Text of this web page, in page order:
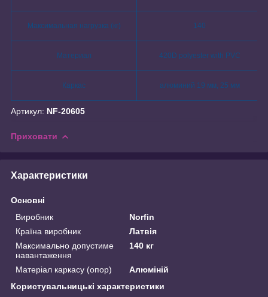
Максимальная нагрузка (кг) 140
Материал 420D polyester with PVC
Каркас алюминий 19 мм, 25 мм
Артикул: NF-20605
Приховати
Характеристики
Основні
Виробник
Norfin
Країна виробник
Латвія
Максимально допустиме
навантаження
140 кг
Матеріал каркасу (опор)
Алюміній
Користувальницькі характеристики